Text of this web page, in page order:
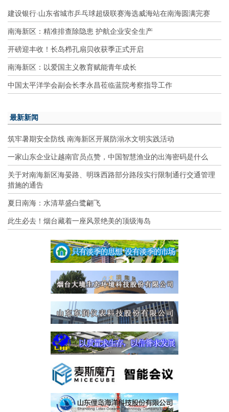
建设银行·山东省城市乒乓球超级联赛海选威海站在南海圆满完赛
南海新区：精准排查除隐患 护航企业安全生产
开磅迎丰收！长岛栉孔扇贝收获季正式开启
南海新区：以爱国主义教育赋能青年成长
中国太平洋学会副会长李永昌莅临蓝院考察指导工作
最新新闻
筑牢暑期安全防线 南海新区开展防溺水文明实践活动
一家山东企业让越南官员点赞，中国智慧渔业的出海密码是什么
关于对南海新区海晏路、明珠西路部分路段实行限制通行交通管理
措施的通告
夏日南海：水清草盛白鹭翩飞
此生必去！烟台藏着一座风景绝美的顶级海岛